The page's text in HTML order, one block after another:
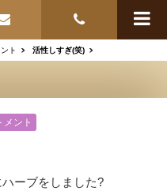
ト 活性しすぎ(笑)
メント
ーブをしました?